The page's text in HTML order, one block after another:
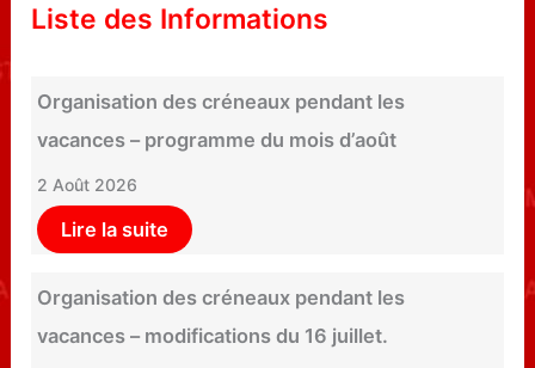
Liste des Informations
Organisation des créneaux pendant les
vacances – programme du mois d’août
2 Août 2026
Lire la suite
Organisation des créneaux pendant les
vacances – modifications du 16 juillet.